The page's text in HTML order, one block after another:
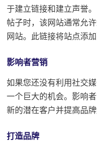
于建立链接和建立声誉。
帖子时，该网站通常允
网站。 此链接将站点添
影响者营销
如果您还没有利用社交
一个巨大的机会。影响
新的潜在客户并提高品牌
打造品牌